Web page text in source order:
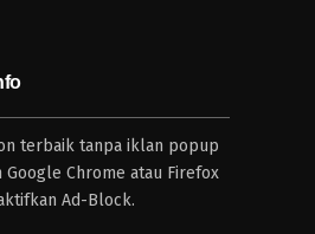
terbaik tanpa iklan popup
Chrome atau Firefox
Ad-Block.